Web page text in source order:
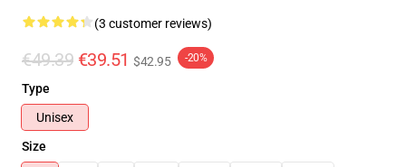
(3 customer reviews)
€49.39 €39.51 $42.95 -20%
Type
Unisex
Size